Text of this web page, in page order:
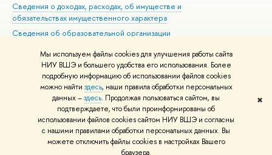
Мы используем файлы cookies для улучшения работы сайта
НИУ ВШЭ и большего удобства его использования. Более
подробную информацию об использовании файлов cookies
можно найти здесь, наши правила обработки персональных
данных –здесь. Продолжая пользоваться сайтом, вы
подтверждаете, что были проинформированы об
использовании файлов cookies сайтом НИУ ВШЭ и согласны
с нашими правилами обработки персональных данных. Вы
можете отключить файлы cookies в настройках Вашего
браузера.
✖
Сведения о доходах, расходах, об имуществе и
обязательствах имущественного характера
Сведения об образовательной организации
Людям с ограниченными возможностями здоровья
Единая платежная страница
Работа в Вышке
© НИУ ВШЭ 1993–2026 Адреса и контакты Условия использования
материалов Политика конфиденциальности Карта сайта
Шрифты HSE Sans и HSE Slab разработаны вШколе дизайна НИУ ВШЭ